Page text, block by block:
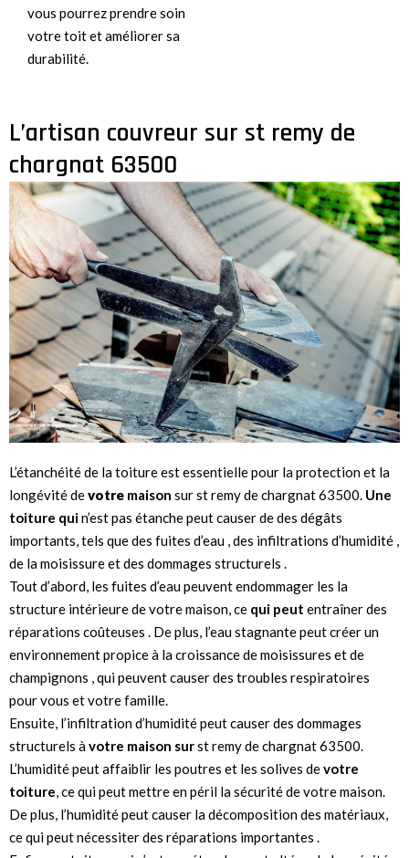
vous pourrez prendre soin
votre toit et améliorer sa
durabilité.
L’artisan couvreur sur st remy de
chargnat 63500
L’étanchéité de la toiture est essentielle pour la protection et la
longévité devotre maison sur st remy de chargnat 63500. Une
toiture quin’est pas étanche peut causer de des dégâts
importants, tels que des fuites d’eau , des infiltrations d’humidité ,
de la moisissure et des dommages structurels .
Tout d’abord, les fuites d’eau peuvent endommager les la
structure intérieure de votre maison, ce qui peut entraîner des
réparations coûteuses . De plus, l’eau stagnante peut créer un
environnement propice à la croissance de moisissures et de
champignons , qui peuvent causer des troubles respiratoires
pour vous et votre famille.
Ensuite, l’infiltration d’humidité peut causer des dommages
structurels àvotre maison surst remy de chargnat 63500.
L’humidité peut affaiblir les poutres et les solives devotre
toiture, ce qui peut mettre en péril la sécurité de votre maison.
De plus, l’humidité peut causer la décomposition des matériaux,
ce qui peut nécessiter des réparations importantes .